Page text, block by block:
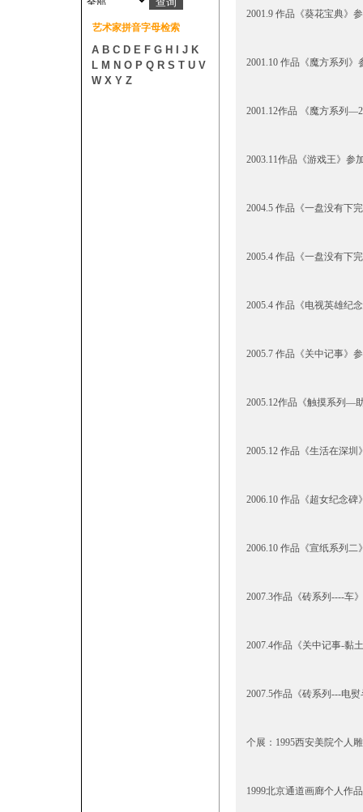
艺术家拼音字母检索
A B C D E F G H J K
L M N O P Q R S T U V
W X Y Z
2001.9 作品《葵花宝典》
2001.10 作品《魔方系列
2001.12作品 《魔方系列
2003.11作品《游戏王》参
2004.5 作品《一盘没有下
2005.4 作品《一盘没有下
2005.4 作品《电视英雄纪
2005.7 作品《关中记事》
2005.12作品《触摸系列—
2005.12 作品《生活在深
2006.10 作品《超女纪念
2006.10 作品《宣纸系列
2007.3作品《砖系列----车
2007.4作品《关中记事-黏
2007.5作品《砖系列---电
个展：1995西安美院个人
1999北京通道画廊个人作